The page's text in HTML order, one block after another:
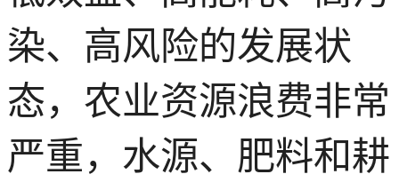
染、高风险的发展状
态，农业资源浪费非常
严重，水源、肥料和耕